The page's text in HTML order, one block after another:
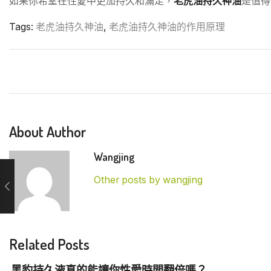
Tags: 老虎油持久神油, 老虎油持久神油的作用原理
About Author
Wangjing
Other posts by wangjing
Related Posts